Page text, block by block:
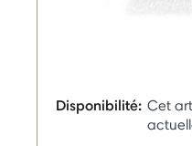
Disponibilité: Cet